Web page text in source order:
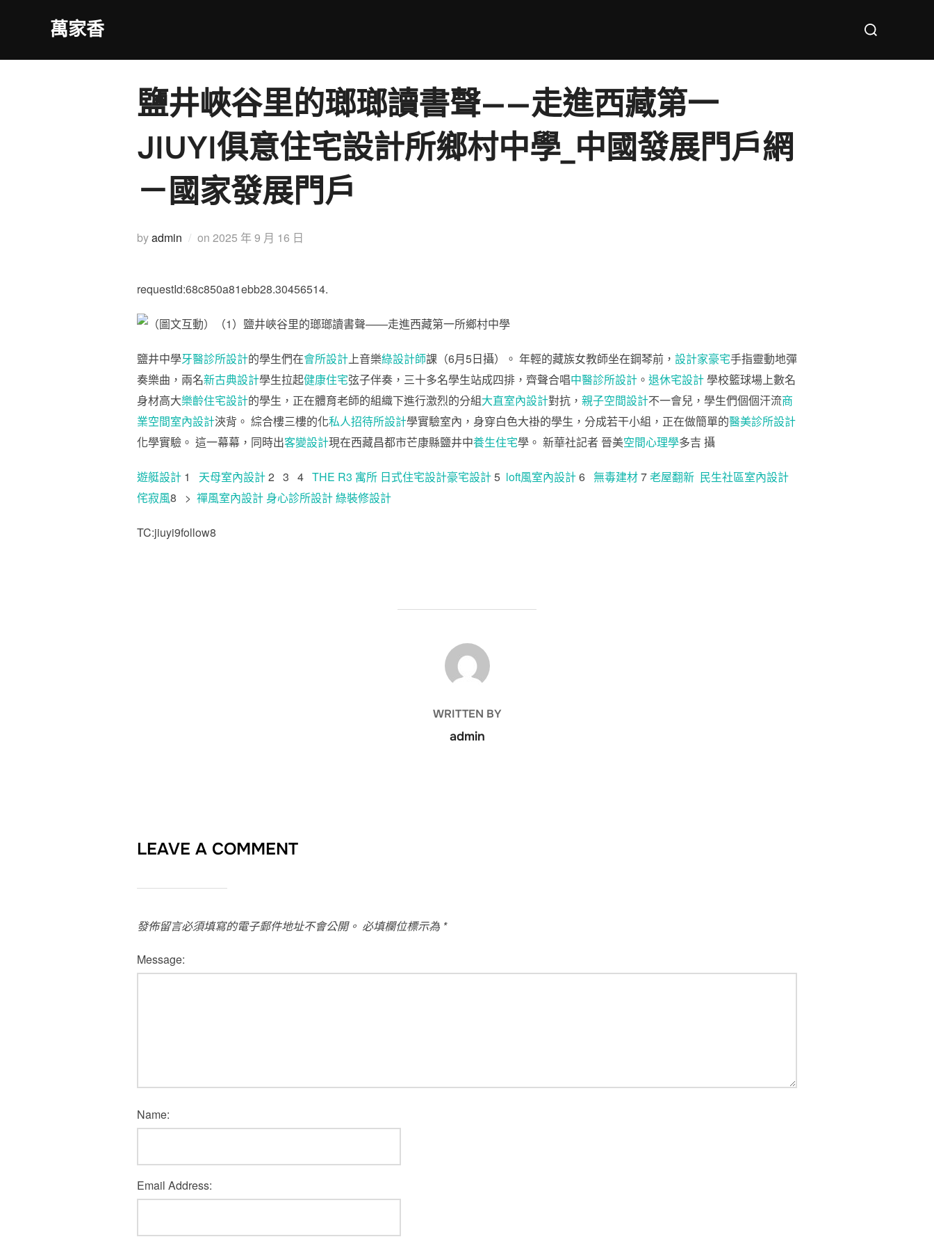
萬家香
Search
for:
鹽井峽谷里的瑯瑯讀書聲——走進西藏第一
JIUYI俱意住宅設計所鄉村中學_中國發展門戶網
－國家發展門戶
byadmin on Posted
2025 年 9 月 16 日
requestId:68c850a81ebb28.30456514.
鹽井中學牙醫診所設計的學生們在會所設計上音樂綠設計師課（6月5日攝）。 年輕的藏族女教師坐在鋼琴前， 設計家豪宅手指靈動地彈
奏樂曲，兩名新古典設計學生拉起健康住宅弦子伴奏，三十多名學生站成四排，齊聲合唱中醫診所設計 。 退休宅設計學校籃球場上數名
身材高大樂齡住宅設計的學生，正在體育老師的組織下進行激烈的分組大直室內設計對抗， 親子空間設計不一會兒，學生們個個汗流商
業空間室內設計浹背。 綜合樓三樓的化私人招待所設計學實驗室內，身穿白色大褂的學生，分成若干小組，正在做簡單的醫美診所設計
化學實驗。 這一幕幕，同時出客變設計現在西藏昌都市芒康縣鹽井中養生住宅學。 新華社記者 晉美空間心理學多吉 攝
遊艇設計 1 天母室內設計2 3 4 THE R3 寓所 日式住宅設計豪宅設計5 loft風室內設計6 無毒建材7老屋翻新 民生社區室內設計
侘寂風8 > 禪風室內設計 身心診所設計綠裝修設計
TC:jiuyi9follow8
POST AUTHOR
WRITTEN BY
admin
LEAVE A COMMENT
發佈留言必須填寫的電子郵件地址不會公開。 必填欄位標示為 *
Message:
Name:
Email Address: